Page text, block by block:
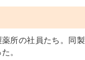
所の社員たち。同製
。